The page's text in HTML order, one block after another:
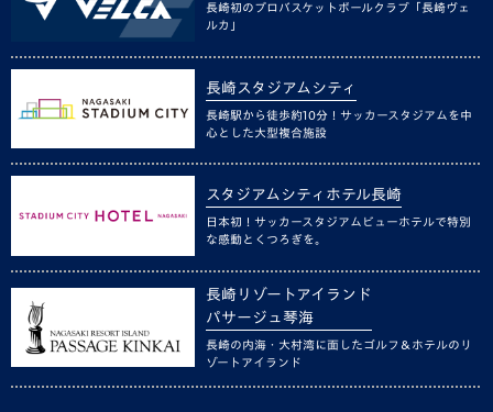
長崎初のプロバスケットボールクラブ「長崎ヴェ
ルカ」
長崎スタジアムシティ
長崎駅から徒歩約10分！サッカースタジアムを中
心とした大型複合施設
スタジアムシティホテル長崎
日本初！サッカースタジアムビューホテルで特別
な感動とくつろぎを。
長崎リゾートアイランド
パサージュ琴海
長崎の内海・大村湾に面したゴルフ＆ホテルのリ
ゾートアイランド